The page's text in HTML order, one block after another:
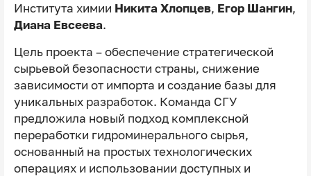
Института химии Никита Хлопцев, Егор Шангин,
Диана Евсеева.
Цель проекта – обеспечение стратегической
сырьевой безопасности страны, снижение
зависимости от импорта и создание базы для
уникальных разработок. Команда СГУ
предложила новый подход комплексной
переработки гидроминерального сырья,
основанный на простых технологических
операциях и использовании доступных и